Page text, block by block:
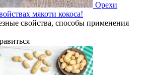
Орехи
мякоти кокоса!
свойства, способы применения